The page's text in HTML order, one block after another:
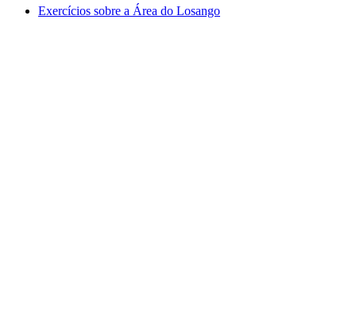
Exercícios sobre a Área do Losango